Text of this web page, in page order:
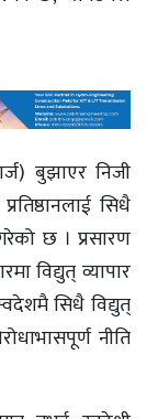
बुझाएर निजी
सिधै
छ । प्रसारण
विद्युत् व्यापार
सिधै विद्युत्
नीति